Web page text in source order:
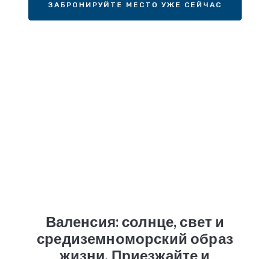
ЗАБРОНИРУЙТЕ МЕСТО УЖЕ СЕЙЧАС
Валенсия: солнце, свет и
средиземноморский образ
жизни. Приезжайте и